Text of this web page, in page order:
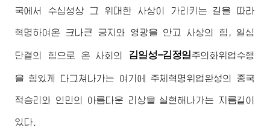
국에서 수십성상 그 위대한 사상이 가리키는 길을 따라
혁명하여온 크나큰 긍지와 영광을 안고 사상의 힘, 일심
단결의 힘으로 온 사회의 김일성-김정일주의 화위업수행
을 힘있게 다그쳐나가는 여기에 주체혁명위업완성의 종국
적승리와 인민의 아름다운 리상을 실현해나가는 지름길이
있다.